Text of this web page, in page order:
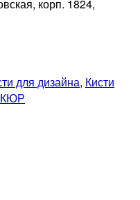
корп. 1824,
для дизайна, Кисти